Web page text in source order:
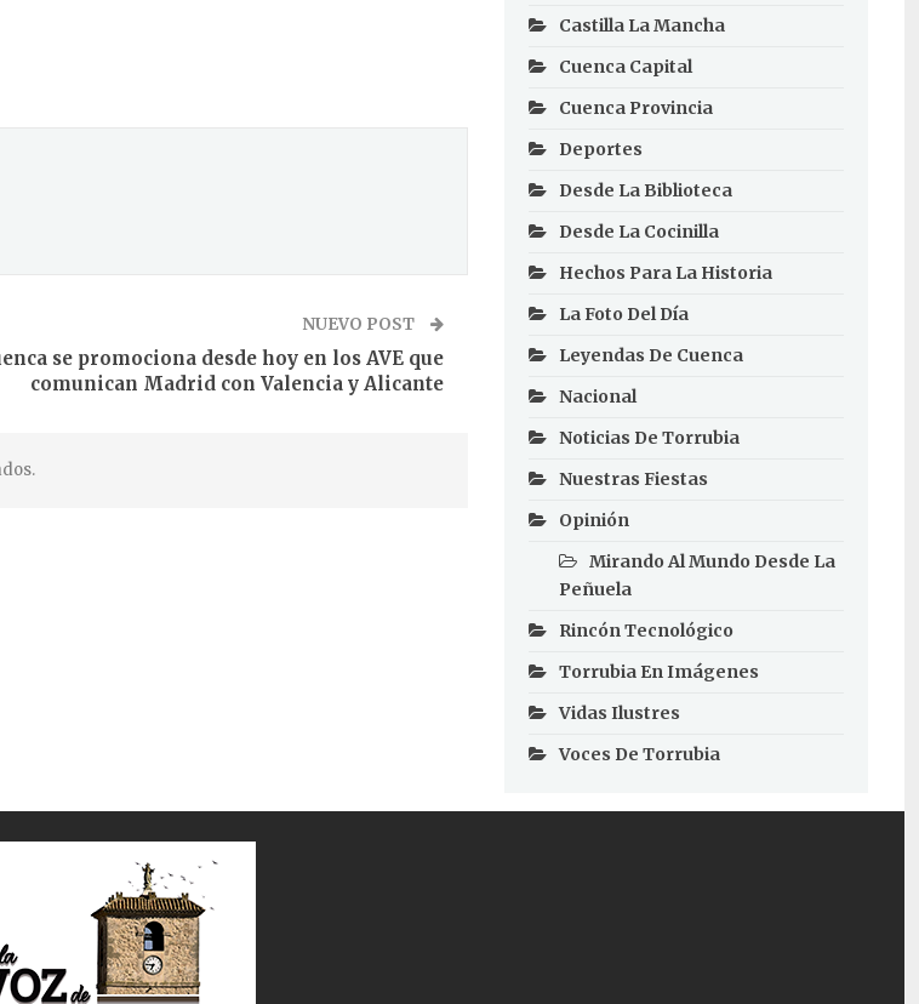
NUEVO POST
se promociona desde hoy en los AVE que
comunican Madrid con Valencia y Alicante
Castilla La Mancha
Cuenca Capital
Cuenca Provincia
Deportes
Desde La Biblioteca
Desde La Cocinilla
Hechos Para La Historia
La Foto Del Día
Leyendas De Cuenca
Nacional
Noticias De Torrubia
Nuestras Fiestas
Opinión
Mirando Al Mundo Desde La
Peñuela
Rincón Tecnológico
Torrubia En Imágenes
Vidas Ilustres
Voces De Torrubia